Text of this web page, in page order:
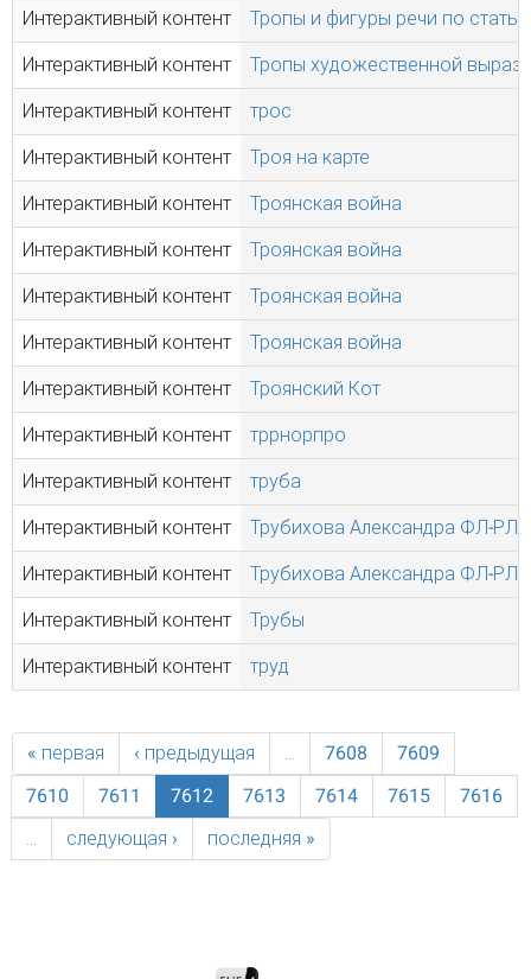
Интерактивный контент Тропы и фигуры речи по
Интерактивный контент Тропы художественной
Интерактивный контент трос
Интерактивный контент Троя на карте
Интерактивный контент Троянская война
Интерактивный контент Троянская война
Интерактивный контент Троянская война
Интерактивный контент Троянская война
Интерактивный контент Троянский Кот
Интерактивный контент тррнорпро
Интерактивный контент труба
Интерактивный контент Трубихова Александра ФЛ-
Интерактивный контент Трубихова Александра ФЛ-
Интерактивный контент Трубы
Интерактивный контент труд
« первая ‹ предыдущая … 7608
7609
7610
7611 7612 7613 7614 7615
7616
…
следующая › последняя »